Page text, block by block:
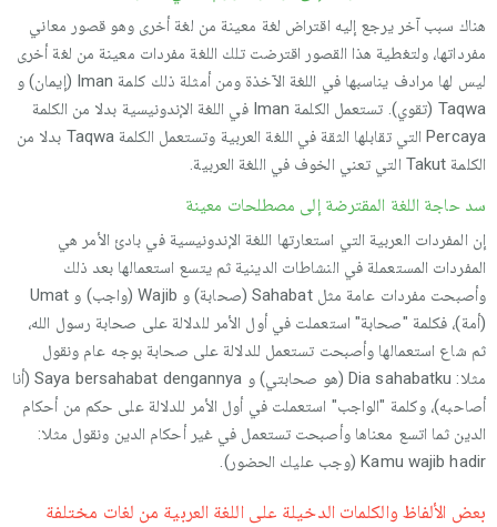
هناك سبب آخر يرجع إليه اقتراض لغة معينة من لغة أخرى وهو قصور معاني
مفرداتها، ولتغطية هذا القصور اقترضت تلك اللغة مفردات معينة من لغة أخرى
ليس لها مرادف يناسبها في اللغة الآخذة ومن أمثلة ذلك كلمة Iman (إيمان) و
Taqwa (تقوي). تستعمل الكلمة Iman في اللغة الإندونيسية بدلا من الكلمة
Percaya التي تقابلها الثقة في اللغة العربية وتستعمل الكلمة Taqwa بدلا من
الكلمة Takut التي تعني الخوف في اللغة العربية.
سد حاجة اللغة المقترضة إلى مصطلحات معينة
إن المفردات العربية التي استعارتها اللغة الإندونيسية في بادئ الأمر هي
المفردات المستعملة في النشاطات الدينية ثم يتسع استعمالها بعد ذلك
وأصبحت مفردات عامة مثل Sahabat (صحابة) و Wajib (واجب) و Umat
(أمة)، فكلمة "صحابة" استعملت في أول الأمر للدلالة على صحابة رسول الله،
ثم شاع استعمالها وأصبحت تستعمل للدلالة على صحابة بوجه عام ونقول
مثلا: Dia sahabatku (هو صحابتي) و Saya bersahabat dengannya (أنا
أصاحبه)، وكلمة "الواجب" استعملت في أول الأمر للدلالة على حكم من أحكام
الدين ثما اتسع معناها وأصبحت تستعمل في غير أحكام الدين ونقول مثلا:
Kamu wajib hadir (وجب عليك الحضور).
بعض الألفاظ والكلمات الدخيلة على اللغة العربية من لغات مختلفة